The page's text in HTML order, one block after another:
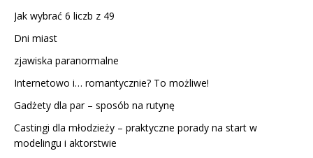
Jak wybrać 6 liczb z 49
Dni miast
zjawiska paranormalne
Internetowo i… romantycznie? To możliwe!
Gadżety dla par – sposób na rutynę
Castingi dla młodzieży – praktyczne porady na start w
modelingu i aktorstwie